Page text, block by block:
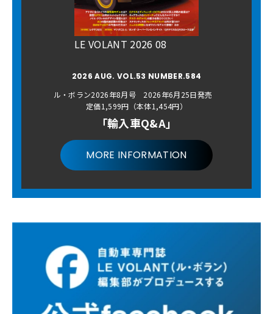
LE VOLANT 2026 08
2026 AUG. VOL.53 NUMBER.584
ル・ボラン2026年8月号 2026年6月25日発売
定価1,599円（本体1,454円）
「輸入車Q&A」
MORE INFORMATION